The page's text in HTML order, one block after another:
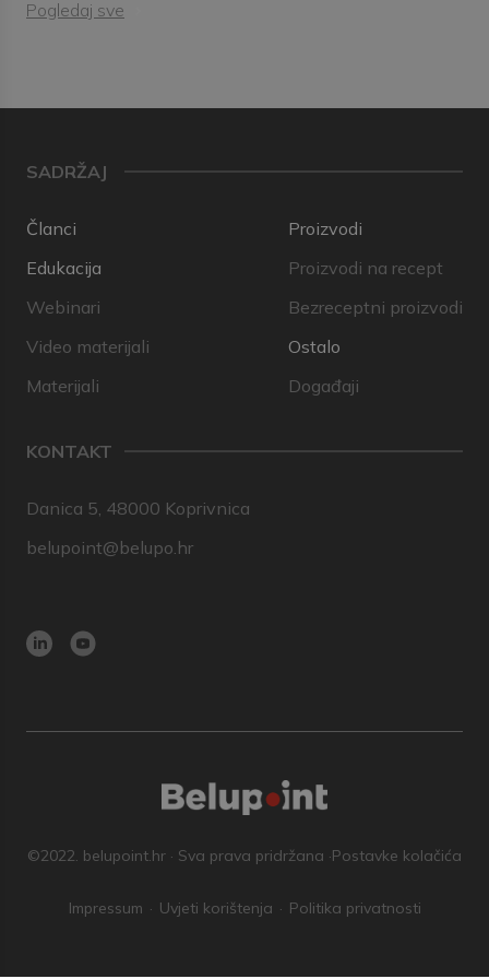
Pogledaj sve
SADRŽAJ
Članci
Edukacija
Webinari
Video materijali
Materijali
Proizvodi
Proizvodi na recept
Bezreceptni proizvodi
Ostalo
Događaji
KONTAKT
Danica 5, 48000 Koprivnica
belupoint@belupo.hr
©2022. belupoint.hr · Sva prava pridržana ·Postavke kolačića
Impressum Uvjeti korištenja Politika privatnosti